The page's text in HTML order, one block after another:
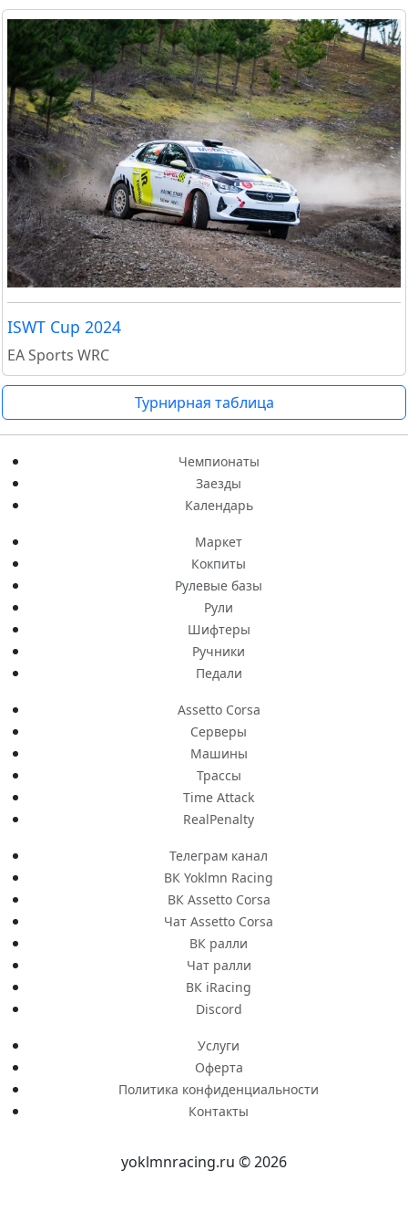
ISWT Cup 2024
EA Sports WRC
Турнирная таблица
Чемпионаты
Заезды
Календарь
Маркет
Кокпиты
Рулевые базы
Рули
Шифтеры
Ручники
Педали
Assetto Corsa
Серверы
Машины
Трассы
Time Attack
RealPenalty
Телеграм канал
ВК Yoklmn Racing
ВК Assetto Corsa
Чат Assetto Corsa
ВК ралли
Чат ралли
ВК iRacing
Discord
Услуги
Оферта
Политика конфиденциальности
Контакты
yoklmnracing.ru © 2026